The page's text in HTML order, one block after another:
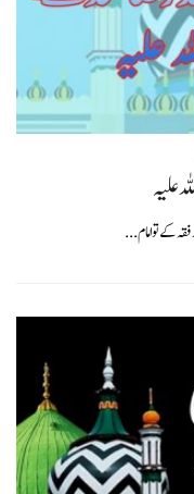
علیہ
کے تو امام...